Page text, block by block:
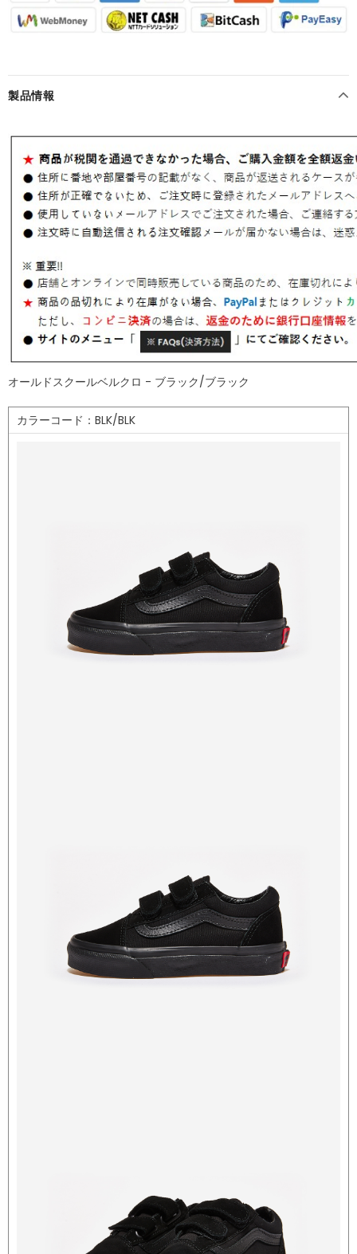
製品情報
オールドスクールベルクロ - ブラック/ブラック
カラーコード：BLK/BLK